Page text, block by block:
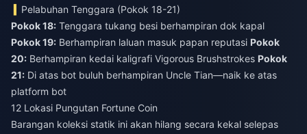
Pelabuhan Tenggara (Pokok 18-21)
Pokok 18: Tenggara tukang besi berhampiran dok kapal
Pokok 19: Berhampiran laluan masuk papan reputasi Pokok
20: Berhampiran kedai kaligrafi Vigorous Brushstrokes Pokok
21: Di atas bot buluh berhampiran Uncle Tian—naik ke atas
platform bot
12 Lokasi Pungutan Fortune Coin
Barangan koleksi statik ini akan hilang secara kekal selepas